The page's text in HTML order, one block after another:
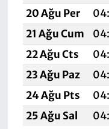
20 Ağu Per
21 Ağu Cum
22 Ağu Cts
23 Ağu Paz
24 Ağu Pts
25 Ağu Sal